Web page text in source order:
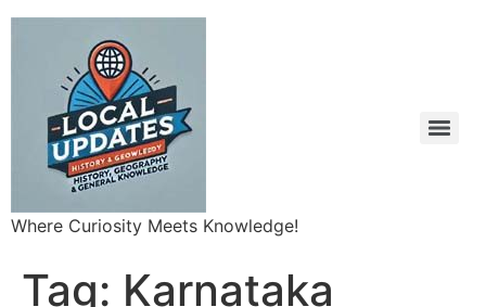
Where Curiosity Meets Knowledge!
Tag: Karnataka